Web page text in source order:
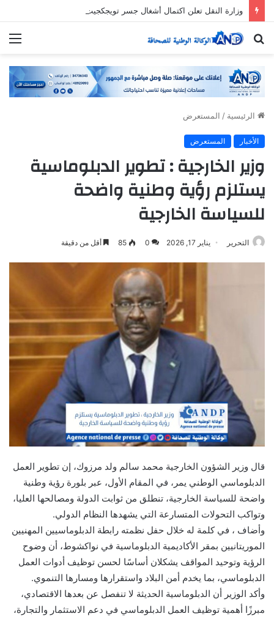
وزارة النقل تعلن اكتمال أشغال جسر تويجكجيت
بحث
الرئيسية / المستعرض
الأخبار المستعرض
وزير الخارجية : تطوير الدبلوماسية
يستلزم رؤية وطنية واضحة
للسياسة الخارجية
التحرير يناير 17, 2026 0
85 أقل من دقيقة
قال وزير الشؤون الخارجية محمد سالم ولد مرزوك، إن تطوير العمل
الدبلوماسي الوطني يمر، في المقام الأول، عبر بلورة رؤية وطنية
واضحة للسياسة الخارجية، تنطلق من ثوابت الدولة ومصالحها العليا،
وتواكب التحولات المتسارعة التي يشهدها النظام الدولي.
وأضاف ، في كلمة له خلال حفل نظمته رابطة الدبلوماسيين المهنيين
الموريتانيين بمقر الأكاديمية الدبلوماسية في نواكشوط، أن وضوح
الرؤية وتوحيد المواقف يشكلان أساسًا لحسن توظيف أدوات العمل
الدبلوماسي، بما يخدم أمن البلاد واستقرارها ومسارها التنموي.
وأكد الوزير أن الدبلوماسية الحديثة لا تنفصل عن بعدها الاقتصادي،
مبرزًا أهمية توظيف العمل الدبلوماسي في دعم الاستثمار والتجارة،